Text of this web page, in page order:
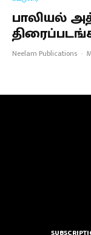
பாலியல்
Neelam Publications ·